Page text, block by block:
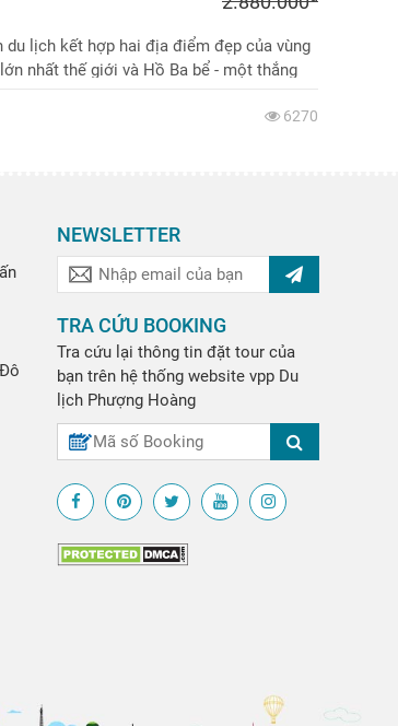
du lịch kết hợp hai địa điểm đẹp của vùng
nhất thế giới và Hồ Ba bể - một thắng
6270
NEWSLETTER
TRA CỨU BOOKING
Tra cứu lại thông tin đặt tour của
bạn trên hệ thống website vpp Du
lịch Phượng Hoàng